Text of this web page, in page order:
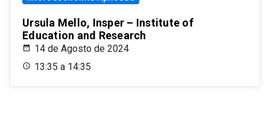
Ursula Mello, Insper – Institute of
Education and Research
14 de Agosto de 2024
13:35 a 14:35